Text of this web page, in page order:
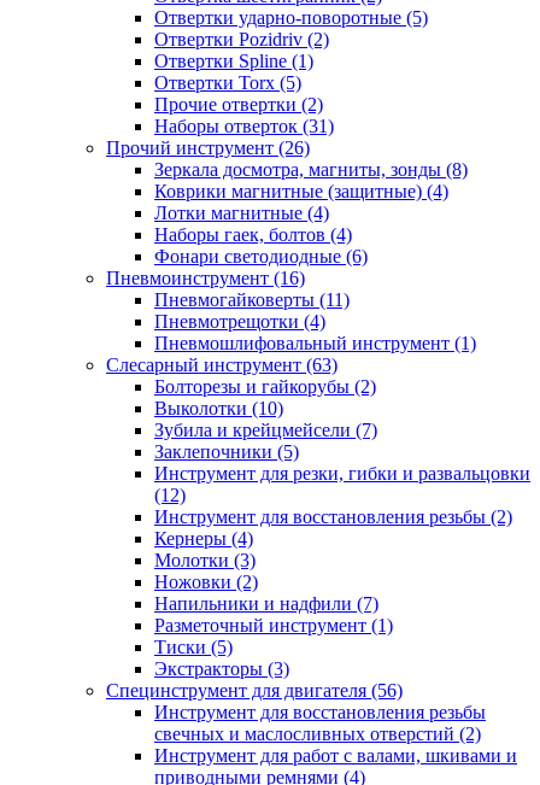
Отвертки ударно-поворотные (5)
Отвертки Pozidriv (2)
Отвертки Spline (1)
Отвертки Torx (5)
Прочие отвертки (2)
Наборы отверток (31)
Прочий инструмент (26)
Зеркала досмотра, магниты, зонды (8)
Коврики магнитные (защитные) (4)
Лотки магнитные (4)
Наборы гаек, болтов (4)
Фонари светодиодные (6)
Пневмоинструмент (16)
Пневмогайковерты (11)
Пневмотрещотки (4)
Пневмошлифовальный инструмент (1)
Слесарный инструмент (63)
Болторезы и гайкорубы (2)
Выколотки (10)
Зубила и крейцмейсели (7)
Заклепочники (5)
Инструмент для резки, гибки и развальцовки
(12)
Инструмент для восстановления резьбы (2)
Кернеры (4)
Молотки (3)
Ножовки (2)
Напильники и надфили (7)
Разметочный инструмент (1)
Тиски (5)
Экстракторы (3)
Специнструмент для двигателя (56)
Инструмент для восстановления резьбы
свечных и маслосливных отверстий (2)
Инструмент для работ с валами, шкивами и
приводными ремнями (4)